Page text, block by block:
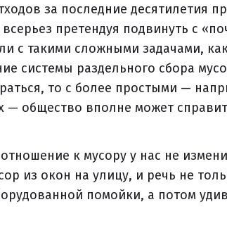
за последние десятилетия
претендуя подвинуть с
с такими сложными задачами,
системы раздельного сбора
то с более простыми —
— общество вполне может
к мусору у нас не
из окон на улицу, и речь не
помойки, а потом